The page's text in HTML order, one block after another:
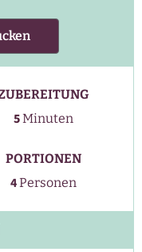
5Minuten
Minuten
PORTIONEN
4Personen